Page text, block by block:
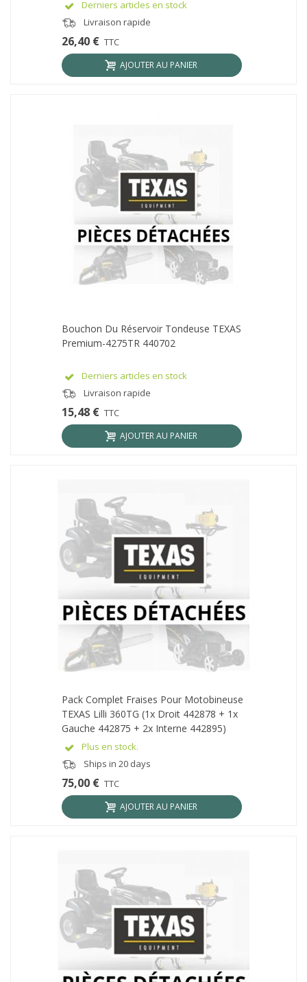
Derniers articles en stock
Livraison rapide
26,40 € TTC
AJOUTER AU PANIER
Bouchon Du Réservoir Tondeuse TEXAS
Premium-4275TR 440702
Derniers articles en stock
Livraison rapide
15,48 € TTC
AJOUTER AU PANIER
Pack Complet Fraises Pour Motobineuse
TEXAS Lilli 360TG (1x Droit 442878 + 1x
Gauche 442875 + 2x Interne 442895)
Plus en stock.
Ships in 20 days
75,00 € TTC
AJOUTER AU PANIER